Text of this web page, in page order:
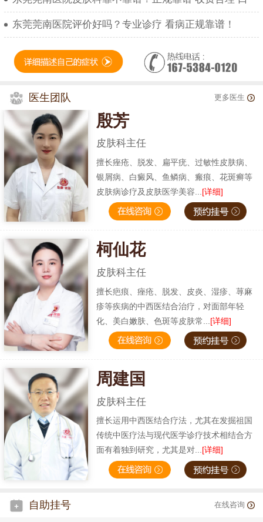
东莞莞南医院评价好吗？专业诊疗 看病正规靠谱！
医生团队 更多医生
殷芳
皮肤科主任
擅长痤疮、脱发、扁平疣、过敏性皮肤病、
银屑病、白癜风、鱼鳞病、瘢痕、花斑癣等
皮肤病诊疗及皮肤医学美容... [详细]
柯仙花
皮肤科主任
擅长疤痕、痤疮、脱发、皮炎、湿疹、荨麻
疹等疾病的中西医结合治疗，对面部年轻
化、美白嫩肤、色斑等皮肤常... [详细]
周建国
皮肤科主任
擅长运用中西医结合疗法，尤其在发掘祖国
传统中医疗法与现代医学诊疗技术相结合方
面有着独到研究，尤其是对...[详细]
自助挂号 在线咨询